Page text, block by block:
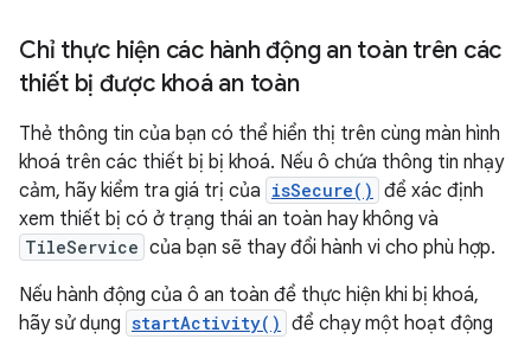
Chỉ thực hiện các hành động an toàn trên các
thiết bị được khoá an toàn
Thẻ thông tin của bạn có thể hiển thị trên cùng màn hình
khoá trên các thiết bị bị khoá. Nếu ô chứa thông tin nhạy
cảm, hãy kiểm tra giá trị của isSecure() để xác định
xem thiết bị có ở trạng thái an toàn hay không và
TileService của bạn sẽ thay đổi hành vi cho phù hợp.
Nếu hành động của ô an toàn để thực hiện khi bị khoá,
hãy sử dụng startActivity() để chạy một hoạt động